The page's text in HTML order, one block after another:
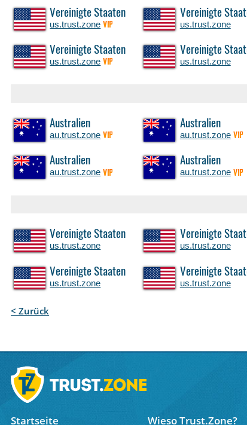
Vereinigte Staaten
us.trust.zone VIP
Vereinigte
us.trust.zone
Vereinigte Staaten
us.trust.zone VIP
Vereinigte
us.trust.zone
Australien
au.trust.zone VIP
Australien
au.trust.zone VIP
Australien
au.trust.zone VIP
Australien
au.trust.zone VIP
Vereinigte Staaten
us.trust.zone
Vereinigte
us.trust.zone
Vereinigte Staaten
us.trust.zone
Vereinigte
us.trust.zone
< Zurück
Startseite Wieso Trust.Zone?